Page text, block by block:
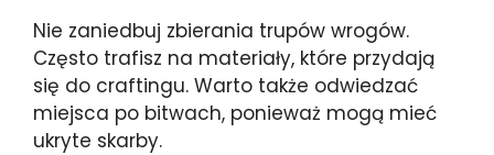
Nie zaniedbuj zbierania trupów wrogów.
Często trafisz na materiały, które przydają
się do craftingu. Warto także odwiedzać
miejsca po bitwach, ponieważ mogą mieć
ukryte skarby.